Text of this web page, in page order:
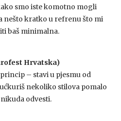
smo iste komotno mogli
nešto kratko u refrenu što mi
baš minimalna.
Hrvatska)
– stavi u pjesmu od
nekoliko stilova pomalo
odvesti.